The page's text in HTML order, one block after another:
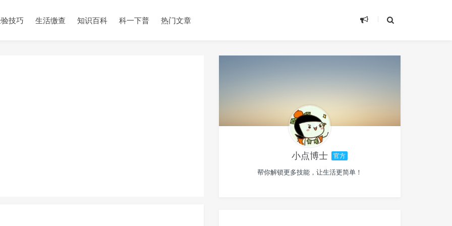
技巧 生活缴查 知识百科 科一下普 热门文章
小点博士 官方
帮你解锁更多技能，让生活更简单！